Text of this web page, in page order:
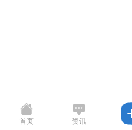
首页 资讯